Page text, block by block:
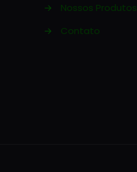
→
Nossos Produtos
→
Contato